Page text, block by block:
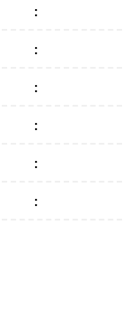
:
:
:
:
:
: